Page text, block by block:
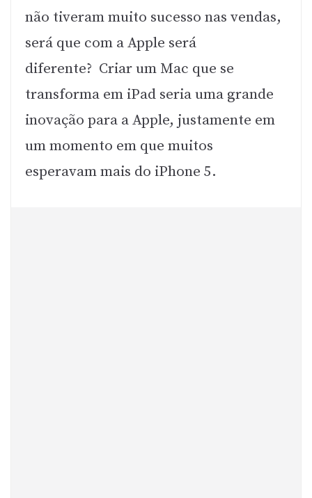
não tiveram muito sucesso nas vendas,
será que com a Apple será
diferente? Criar um Mac que se
transforma em iPad seria uma grande
inovação para a Apple, justamente em
um momento em que muitos
esperavam mais do iPhone 5.